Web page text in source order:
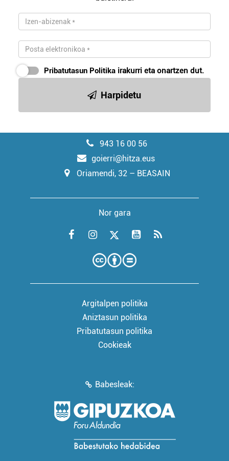
Pribatutasun Politika irakurri eta onartzen dut.
Harpidetu
943 16 00 56
goierri@hitza.eus
Oriamendi, 32 – BEASAIN
Nor gara
Argitalpen politika
Aniztasun politika
Pribatutasun politika
Cookieak
Babesleak: